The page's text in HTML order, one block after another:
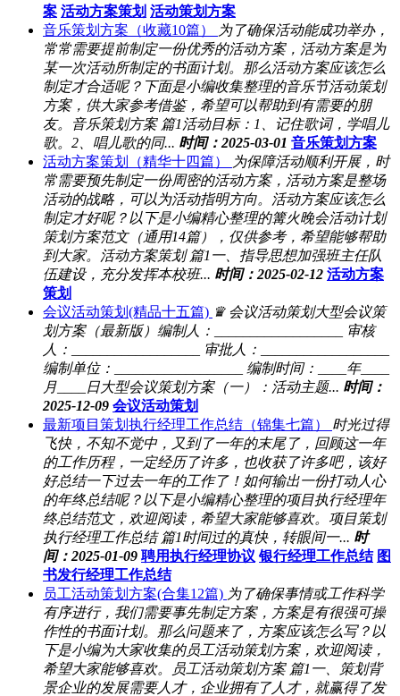
案 活动方案策划 活动策划方案
音乐策划方案（收藏10篇）
为了确保活动能成功举办，
常常需要提前制定一份优秀的活动方案，活动方案是为
某一次活动所制定的书面计划。那么活动方案应该怎么
制定才合适呢？下面是小编收集整理的音乐节活动策划
方案，供大家参考借鉴，希望可以帮助到有需要的朋
友。音乐策划方案 篇1活动目标：1、记住歌词，学唱儿
歌。2、唱儿歌的同... 时间：2025-03-01 音乐策划方案
活动方案策划（精华十四篇）
为保障活动顺利开展，时
常需要预先制定一份周密的活动方案，活动方案是整场
活动的战略，可以为活动指明方向。活动方案应该怎么
制定才好呢？以下是小编精心整理的篝火晚会活动计划
策划方案范文（通用14篇），仅供参考，希望能够帮助
到大家。活动方案策划 篇1一、指导思想加强班主任队
伍建设，充分发挥本校班... 时间：2025-02-12 活动方案
策划
会议活动策划(精品十五篇) ♛ 会议活动策划大型会议策
划方案（最新版）编制人：__________________ 审核
人：__________________ 审批人：__________________
编制单位：__________________ 编制时间：____年____
月____日大型会议策划方案（一）：活动主题... 时间：
2025-12-09 会议活动策划
最新项目策划执行经理工作总结（锦集七篇）
时光过得
飞快，不知不觉中，又到了一年的末尾了，回顾这一年
的工作历程，一定经历了许多，也收获了许多吧，该好
好总结一下过去一年的工作了！如何输出一份打动人心
的年终总结呢？以下是小编精心整理的项目执行经理年
终总结范文，欢迎阅读，希望大家能够喜欢。项目策划
执行经理工作总结 篇1时间过的真快，转眼间一... 时
间：2025-01-09 聘用执行经理协议 银行经理工作总结 图
书发行经理工作总结
员工活动策划方案(合集12篇) 为了确保事情或工作科学
有序进行，我们需要事先制定方案，方案是有很强可操
作性的书面计划。那么问题来了，方案应该怎么写？以
下是小编为大家收集的员工活动策划方案，欢迎阅读，
希望大家能够喜欢。员工活动策划方案 篇1一、策划背
景企业的发展需要人才，企业拥有了人才，就赢得了发